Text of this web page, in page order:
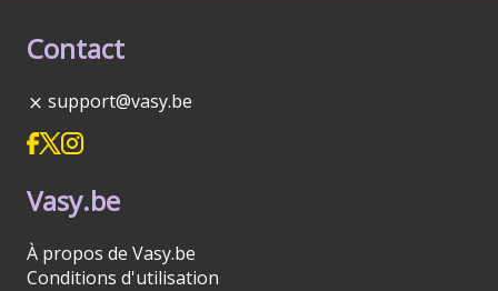
Contact
support@vasy.be
Vasy.be
À propos de Vasy.be
Conditions d'utilisation